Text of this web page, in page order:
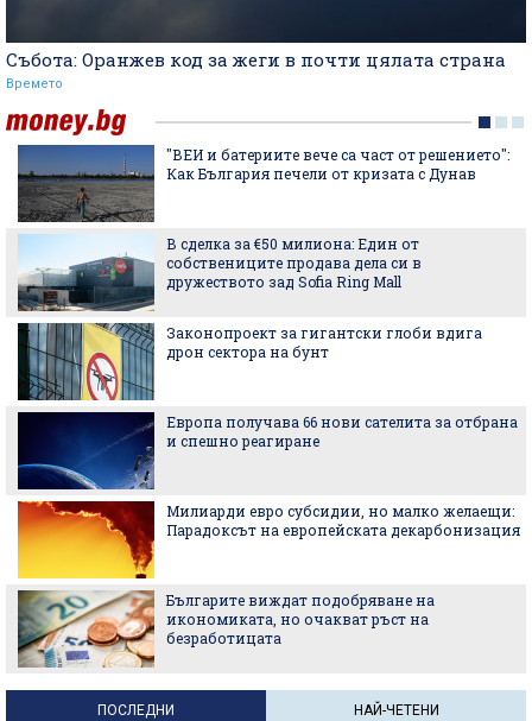
Събота: Оранжев код за жеги в почти цялата страна
Времето
"ВЕИ и батериите вече са част от решението":
Как България печели от кризата с Дунав
В сделка за €50 милиона: Един от
собствениците продава дела си в
дружеството зад Sofia Ring Mall
Законопроект за гигантски глоби вдига
дрон сектора на бунт
Европа получава 66 нови сателита за отбрана
и спешно реагиране
Милиарди евро субсидии, но малко желаещи:
Парадоксът на европейската декарбонизация
Българите виждат подобряване на
икономиката, но очакват ръст на
безработицата
ПОСЛЕДНИ НАЙ-ЧЕТЕНИ